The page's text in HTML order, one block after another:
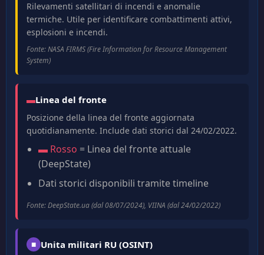
Rilevamenti satellitari di incendi e anomalie
termiche. Utile per identificare combattimenti attivi,
esplosioni e incendi.
Fonte: NASA FIRMS (Fire Information for Resource Management
System)
▬Linea del fronte
Posizione della linea del fronte aggiornata
quotidianamente. Include dati storici dal 24/02/2022.
▬ Rosso = Linea del fronte attuale
(DeepState)
Dati storici disponibili tramite timeline
Fonte: DeepState.ua (dal 08/07/2024), VIINA (dal 24/02/2022)
■ Unita militari RU (OSINT)